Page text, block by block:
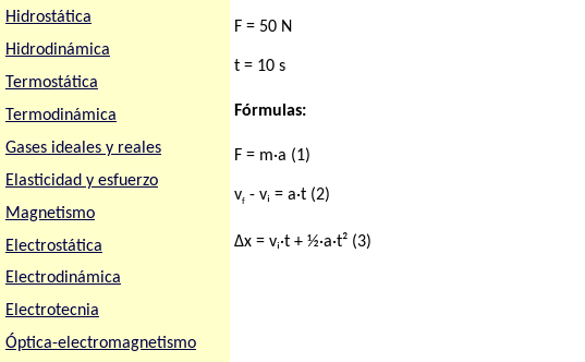
Hidrostática
Hidrodinámica
Termostática
Termodinámica
Gases ideales y reales
Elasticidad y esfuerzo
Magnetismo
Electrostática
Electrodinámica
Electrotecnia
Óptica-electromagnetismo
F = 50 N
t = 10 s
Fórmulas:
F = m·a (1)
vf - vᵢ = a·t (2)
Δx = vᵢ·t + ½·a·t² (3)